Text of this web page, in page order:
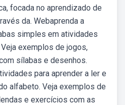
focada no aprendizado de
da. Webaprenda a
simples em atividades
exemplos de jogos,
sílabas e desenhos.
para aprender a ler e
alfabeto. Veja exemplos de
e exercícios com as